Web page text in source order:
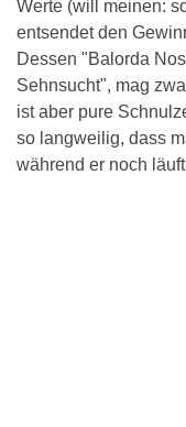
Werte (will meinen:
entsendet den
Dessen "Balorda
Sehnsucht", mag
ist aber pure
so langweilig, dass
während er noch